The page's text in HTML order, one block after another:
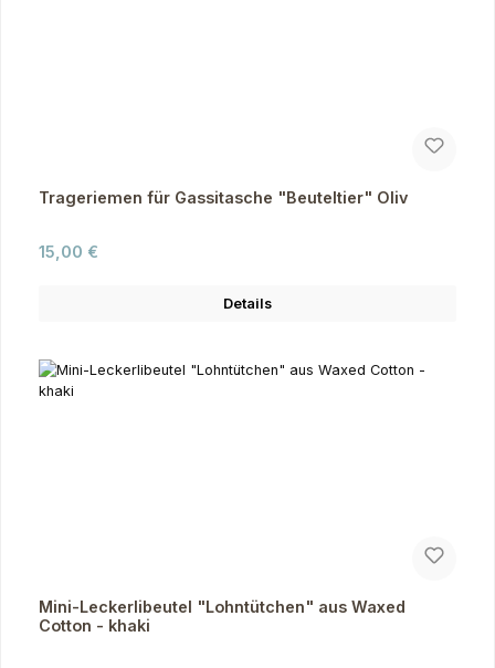
Trageriemen für Gassitasche "Beuteltier" Oliv
Regulärer Preis:
15,00 €
Details
Mini-Leckerlibeutel "Lohntütchen" aus Waxed
Cotton - khaki